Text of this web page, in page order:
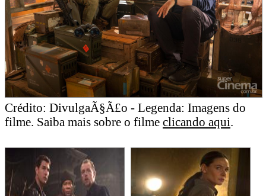
Crédito: DivulgaÃ§Ã£o - Legenda: Imagens do
filme. Saiba mais sobre o filme clicando aqui.